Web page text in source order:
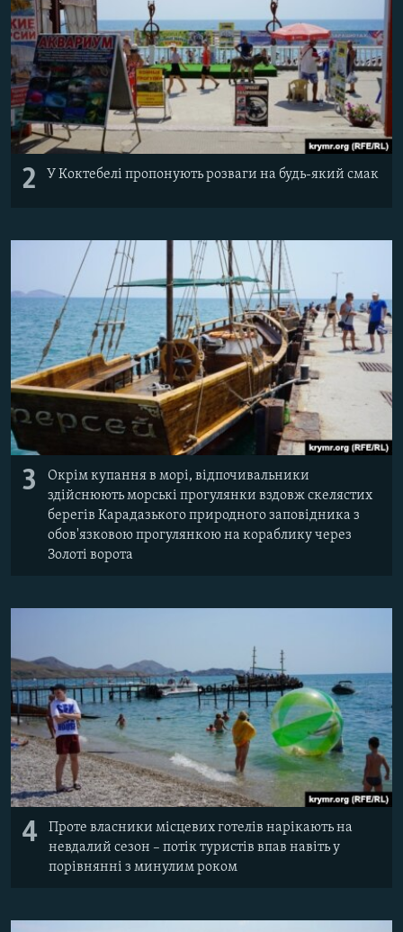
2 У Коктебелі пропонують розваги на будь-який смак
3
Окрім купання в морі, відпочивальники
здійснюють морські прогулянки вздовж скелястих
берегів Карадазького природного заповідника з
обов'язковою прогулянкою на кораблику через
Золоті ворота
4
Проте власники місцевих готелів нарікають на
невдалий сезон – потік туристів впав навіть у
порівнянні з минулим роком